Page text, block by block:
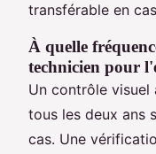
transférable en
À quelle
technicien pour
Un contrôle visuel
tous les deux ans
cas. Une